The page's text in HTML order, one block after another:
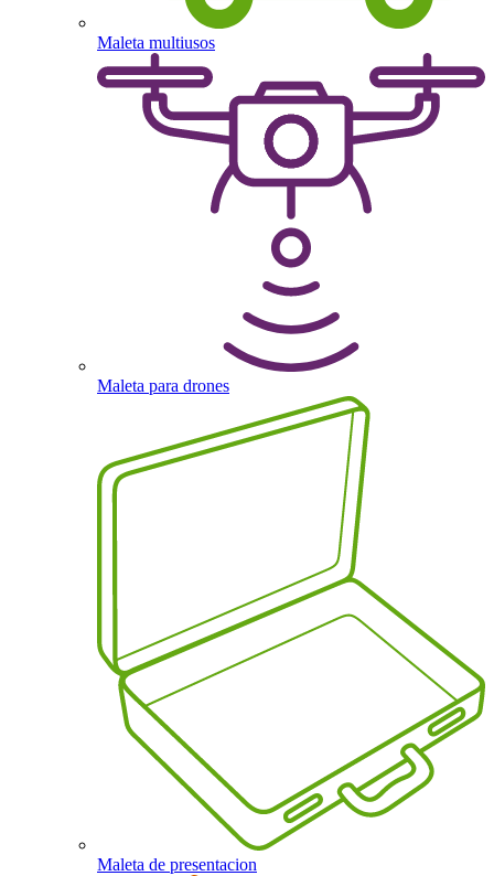
Maleta multiusos
Maleta para drones
Maleta de presentacion